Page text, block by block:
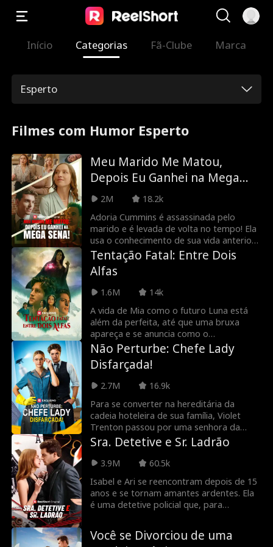
Início Categorias Fã-Clube Marca
Esperto
Filmes com Humor Esperto
Meu Marido Me Matou,
Depois Eu Ganhei na Mega
Sena!
2M
18.2k
Adoria Cummins é assassinada pelo
marido e é levada de volta no tempo! Ela
usa o conhecimento de sua vida anterior
para se vingar de todos aqueles que a
prejudicaram, começando por ganhar na
Mega-Sena! Em seguida, surge Elijah
Snyder, um advogado que parece ter
seus melhores interesses em mente, mas
há algo nele... que parece muito familiar.
Tentação Fatal: Entre Dois
Alfas
1.6M
14k
A vida de Mia como o futuro Luna está
além da perfeita, até que uma bruxa
apareça e se anuncia como o
companheiro do alfa. Traído por toda a
sua família, sem dinheiro, sem
embalagem e grávida, Mia encontra
outro alfa que afirma ser seu único amor
verdadeiro. Ela pode confiar nesse
estranho misterioso? Ou ela é um peão
em um jogo perigoso?
Não Perturbe: Chefe Lady
Disfarçada!
2.7M
16.9k
Para se converter na hereditária da
cadeia hoteleira de sua família, Violet
Trenton passou por uma senhora da
limpeza e eliminou os alborotadores um
sua nova diretora de operações sexy,
poderosa ou algo mais?
Sra. Detetive e Sr. Ladrão
3.9M
60.5k
Isabel e Ari se reencontram depois de 15
anos e se tornam amantes ardentes. Ela
é uma detetive policial que, para
capturar o rei dos ladrões. À medida que
Ari a ajuda na investigação e que a
Você se Divorciou de uma